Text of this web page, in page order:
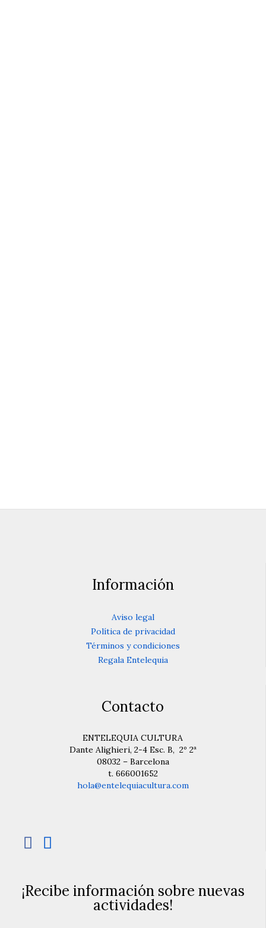
Información
Aviso legal
Política de privacidad
Términos y condiciones
Regala Entelequia
Contacto
ENTELEQUIA CULTURA
Dante Alighieri, 2-4 Esc. B, 2º 2ª
08032 – Barcelona
t. 666001652
hola@entelequiacultura.com
 
¡Recibe información sobre nuevas
actividades!